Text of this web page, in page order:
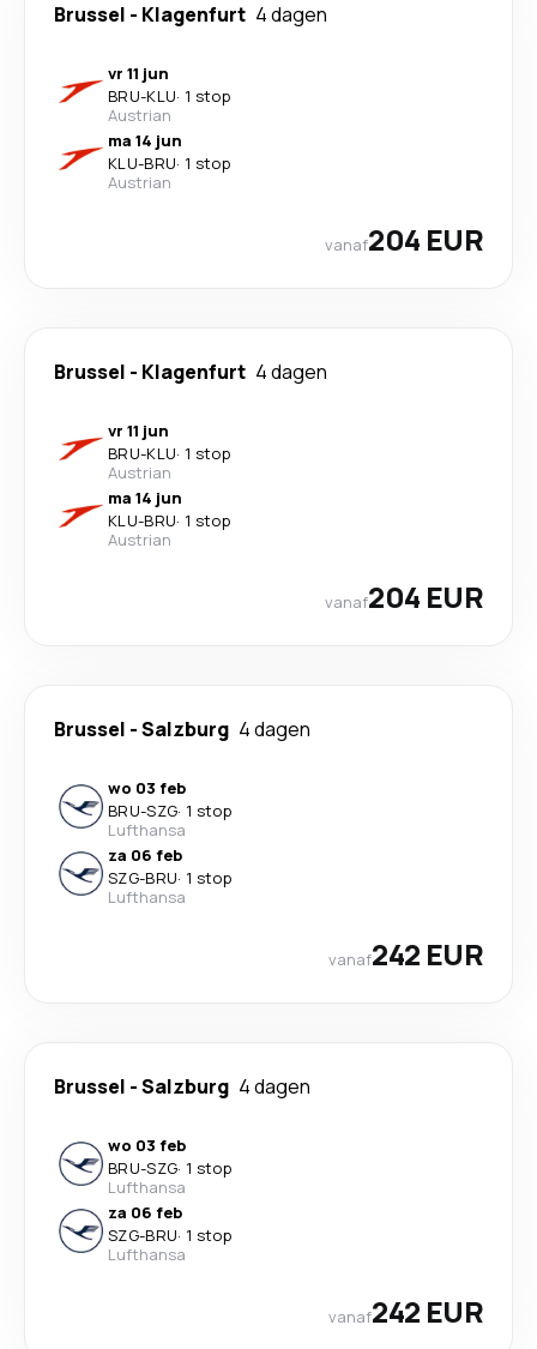
Brussel - Klagenfurt 4 dagen
vr 11 jun
BRU-KLU· 1 stop
Austrian
ma 14 jun
KLU-BRU· 1 stop
Austrian
vanaf204 EUR
Brussel - Klagenfurt 4 dagen
vr 11 jun
BRU-KLU· 1 stop
Austrian
ma 14 jun
KLU-BRU· 1 stop
Austrian
vanaf204 EUR
Brussel -Salzburg 4 dagen
wo 03 feb
BRU-SZG· 1 stop
Lufthansa
za 06 feb
SZG-BRU· 1 stop
Lufthansa
vanaf242 EUR
Brussel -Salzburg 4 dagen
wo 03 feb
BRU-SZG· 1 stop
Lufthansa
za 06 feb
SZG-BRU· 1 stop
Lufthansa
vanaf242 EUR